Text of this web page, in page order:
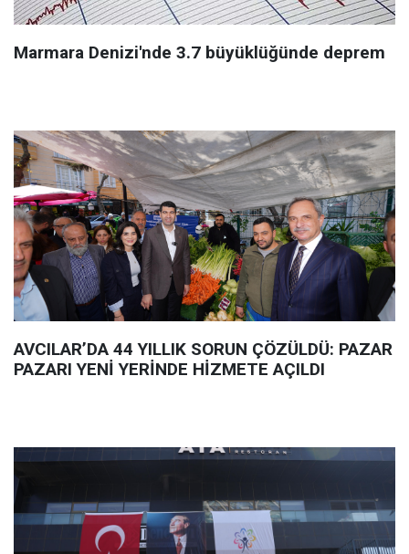
Marmara Denizi'nde 3.7 büyüklüğünde deprem
AVCILAR’DA 44 YILLIK SORUN ÇÖZÜLDÜ: PAZAR
PAZARI YENİ YERİNDE HİZMETE AÇILDI